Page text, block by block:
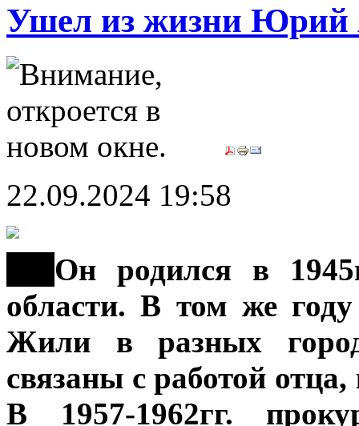
Ушел из жизни Юрий
22.09.2024 19:58
Он родился в
области. В том же
Жили в разных
связаны с работой
В 1957-1962гг.